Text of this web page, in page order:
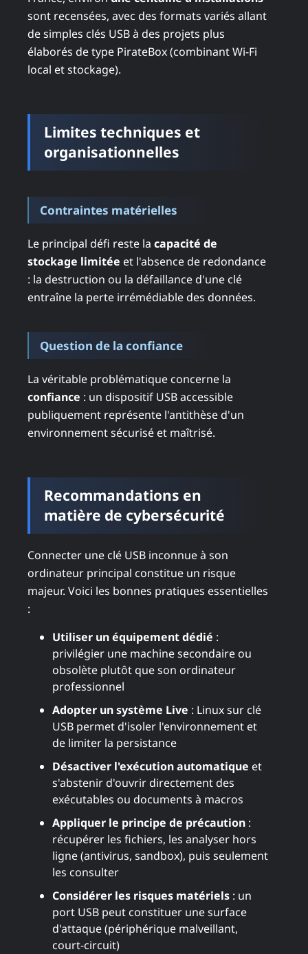
sont recensées, avec des formats variés allant
de simples clés USB à des projets plus
élaborés de type PirateBox (combinant Wi-Fi
local et stockage).
Limites techniques et
organisationnelles
Contraintes matérielles
Le principal défi reste la capacité de
stockage limitée et l'absence de redondance
: la destruction ou la défaillance d'une clé
entraîne la perte irrémédiable des données.
Question de la confiance
La véritable problématique concerne la
confiance : un dispositif USB accessible
publiquement représente l'antithèse d'un
environnement sécurisé et maîtrisé.
Recommandations en
matière de cybersécurité
Connecter une clé USB inconnue à son
ordinateur principal constitue un risque
majeur. Voici les bonnes pratiques essentielles
:
Utiliser un équipement dédié :
privilégier une machine secondaire ou
obsolète plutôt que son ordinateur
professionnel
Adopter un système Live : Linux sur clé
USB permet d'isoler l'environnement et
de limiter la persistance
Désactiver l'exécution automatique et
s'abstenir d'ouvrir directement des
exécutables ou documents à macros
Appliquer le principe de précaution :
récupérer les fichiers, les analyser hors
ligne (antivirus, sandbox), puis seulement
les consulter
Considérer les risques matériels : un
port USB peut constituer une surface
d'attaque (périphérique malveillant,
court-circuit)